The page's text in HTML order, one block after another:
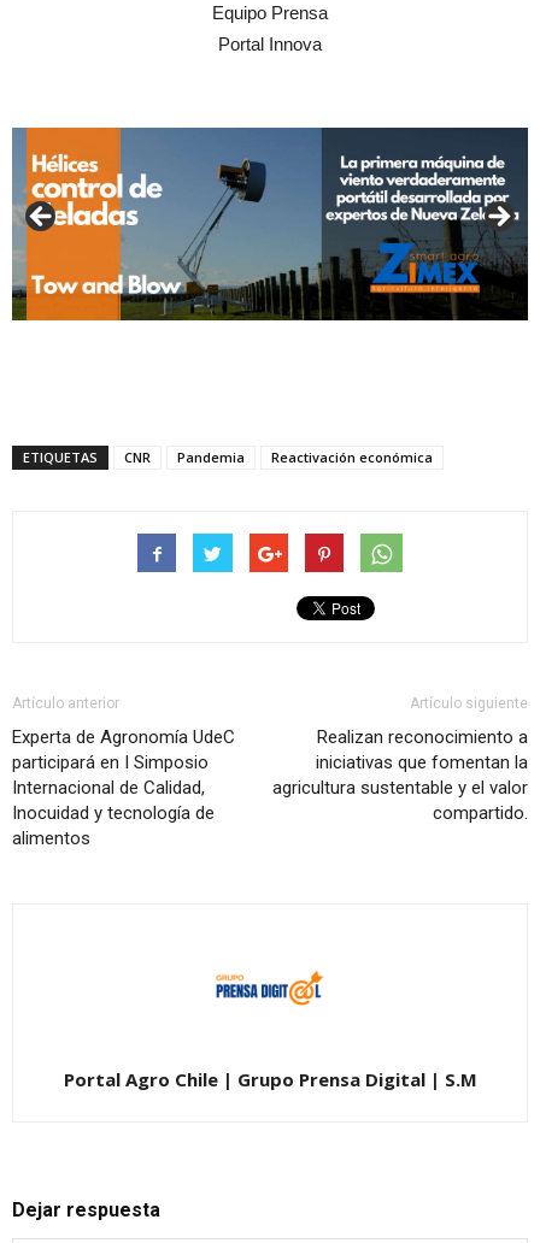
Equipo Prensa
Portal Innova
ETIQUETAS CNR Pandemia Reactivación económica
Artículo anterior
Experta de Agronomía UdeC
participará en I Simposio
Internacional de Calidad,
Inocuidad y tecnología de
alimentos
Artículo siguiente
Realizan reconocimiento a
iniciativas que fomentan la
agricultura sustentable y el valor
compartido.
Portal Agro Chile | Grupo Prensa Digital | S.M
Dejar respuesta